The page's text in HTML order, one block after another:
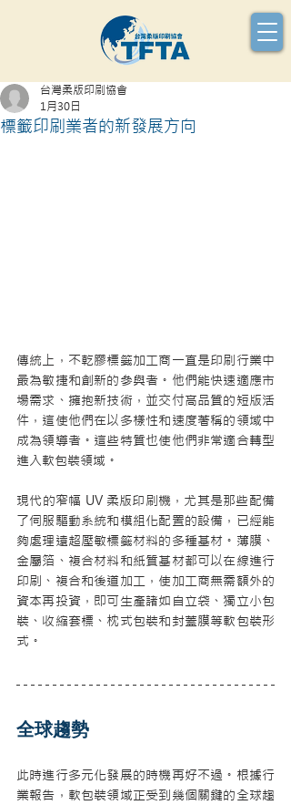
標籤印刷業者的新發展方向
台灣柔版印刷協會
1月30日
傳統上，不乾膠標籤加工商一直是印刷行業中
最為敏捷和創新的參與者。他們能快速適應市
場需求、擁抱新技術，並交付高品質的短版活
件，這使他們在以多樣性和速度著稱的領域中
成為領導者。這些特質也使他們非常適合轉型
進入軟包裝領域。
現代的窄幅 UV 柔版印刷機，尤其是那些配備
了伺服驅動系統和模組化配置的設備，已經能
夠處理遠超壓敏標籤材料的多種基材。薄膜、
金屬箔、複合材料和紙質基材都可以在線進行
印刷、複合和後道加工，使加工商無需額外的
資本再投資，即可生產諸如自立袋、獨立小包
裝、收縮套標、枕式包裝和封蓋膜等軟包裝形
式。
全球趨勢
此時進行多元化發展的時機再好不過。根據行
業報告，軟包裝領域正受到幾個關鍵的全球趨